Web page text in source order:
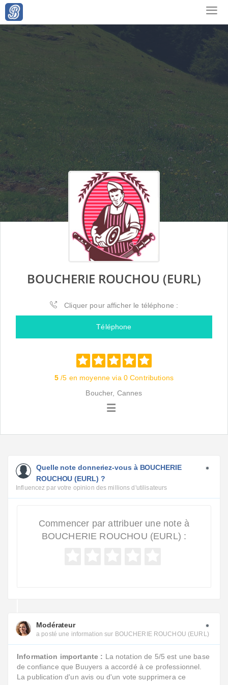
BOUCHERIE ROUCHOU (EURL)
Cliquer pour afficher le téléphone :
Téléphone
5 /5 en moyenne via 0 Contributions
Boucher, Cannes
Quelle note donneriez-vous à BOUCHERIE
ROUCHOU (EURL) ?
Influencez par votre opinion des millions d'utilisateurs
Commencer par attribuer une note à
BOUCHERIE ROUCHOU (EURL) :
Modérateur
a posté une information sur BOUCHERIE ROUCHOU (EURL)
Information importante : La notation de 5/5 est une base
de confiance que Buuyers a accordé à ce professionnel.
La publication d'un avis ou d'un vote supprimera ce